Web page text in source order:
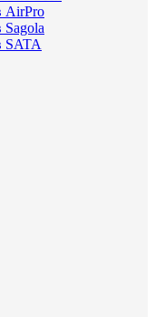
AirPro
Sagola
SATA